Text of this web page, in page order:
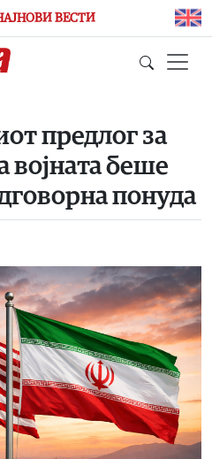
ВЕСТИ
предлог за
беше
понуда